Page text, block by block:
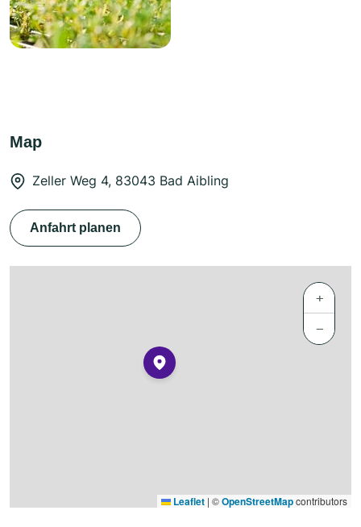
Map
Zeller Weg 4, 83043 Bad Aibling
Anfahrt planen
+
−
Leaflet | ©OpenStreetMapcontributors